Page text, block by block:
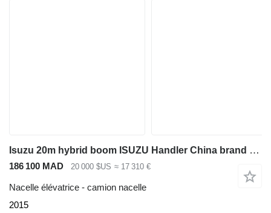
Isuzu 20m hybrid boom ISUZU Handler China brand upper aerial platform
186 100 MAD 20 000 $US ≈ 17 310 €
Nacelle élévatrice - camion nacelle
2015